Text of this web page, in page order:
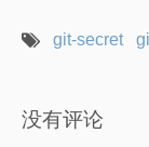
git-secret
没有评论